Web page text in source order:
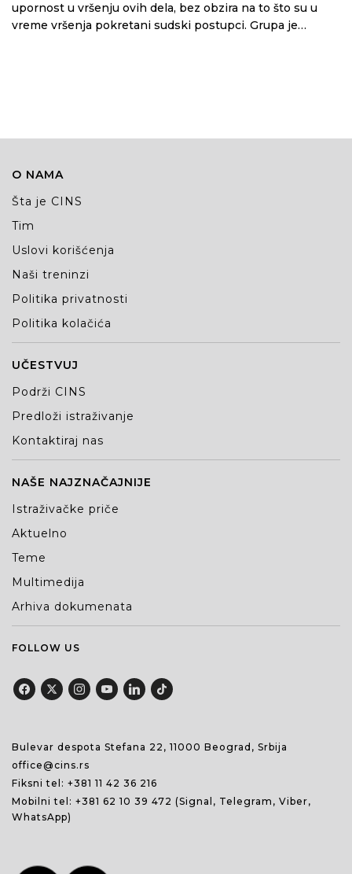
upornost u vršenju ovih dela, bez obzira na to što su u
vreme vršenja pokretani sudski postupci. Grupa je
O NAMA
Šta je CINS
Tim
Uslovi korišćenja
Naši treninzi
Politika privatnosti
Politika kolačića
UČESTVUJ
Podrži CINS
Predloži istraživanje
Kontaktiraj nas
NAŠE NAJZNAČAJNIJE
Istraživačke priče
Aktuelno
Teme
Multimedija
Arhiva dokumenata
FOLLOW US
Bulevar despota Stefana 22, 11000 Beograd, Srbija
office@cins.rs
Fiksni tel: +381 11 42 36 216
Mobilni tel: +381 62 10 39 472 (Signal, Telegram, Viber,
WhatsApp)